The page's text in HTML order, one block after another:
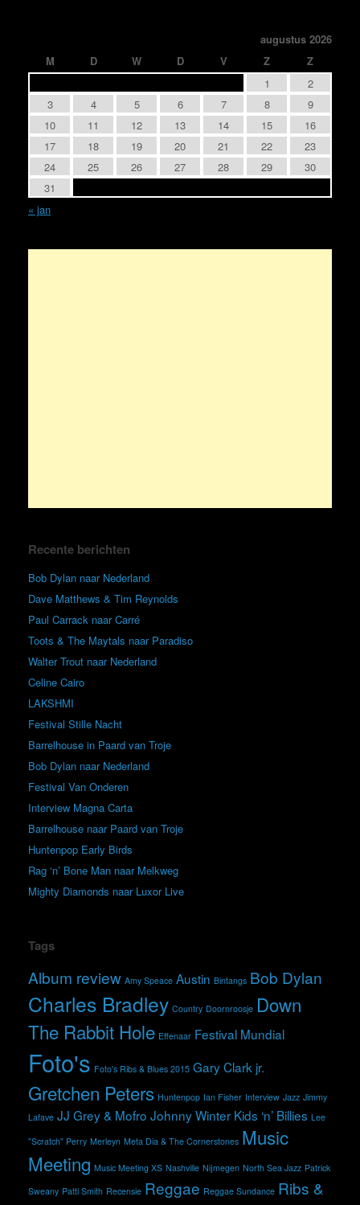
augustus 2026
M
D W D V Z
Z
1
2
3
4 5 6 7 8
9
10
11 12 13 14 15
16
17
18 19 20 21 22
23
24
25 26 27 28 29
30
31
« jan
Recente berichten
Bob Dylan naar Nederland
Dave Matthews & Tim Reynolds
Paul Carrack naar Carré
Toots & The Maytals naar Paradiso
Walter Trout naar Nederland
Celine Cairo
LAKSHMI
Festival Stille Nacht
Barrelhouse in Paard van Troje
Bob Dylan naar Nederland
Festival Van Onderen
Interview Magna Carta
Barrelhouse naar Paard van Troje
Huntenpop Early Birds
Rag ‘n’ Bone Man naar Melkweg
Mighty Diamonds naar Luxor Live
Tags
Album review Amy Speace Austin Bintangs Bob Dylan
Charles Bradley Country Doornroosje Down
The Rabbit Hole Effenaar Festival Mundial
Foto's Foto's Ribs & Blues 2015 Gary Clark jr.
Gretchen Peters Huntenpop Ian Fisher Interview Jazz Jimmy
Lafave JJ Grey & Mofro Johnny Winter Kids ‘n’ Billies Lee
"Scratch" Perry Merleyn Meta Dia & The Cornerstones Music
Meeting Music Meeting XS Nashville Nijmegen North Sea Jazz Patrick
Sweany Patti Smith Recensie Reggae Reggae Sundance Ribs &